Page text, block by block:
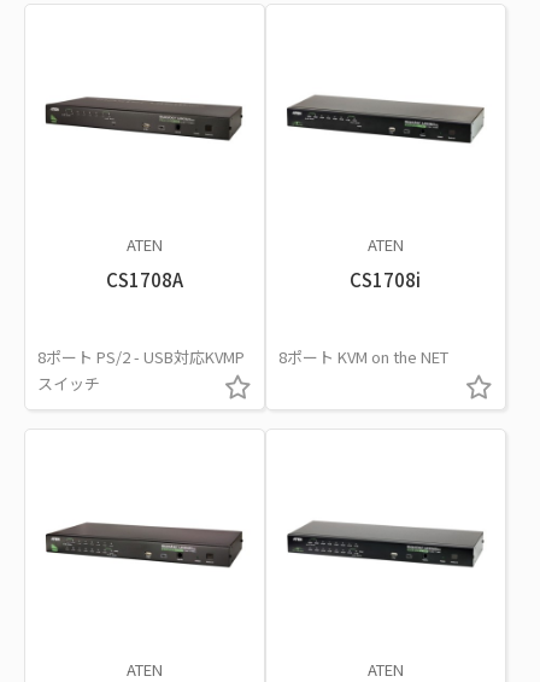
ATEN
CS1708A
8ポート PS/2 - USB対応KVMP
スイッチ
ATEN
CS1708i
8ポート KVM on the NET
ATEN ATEN